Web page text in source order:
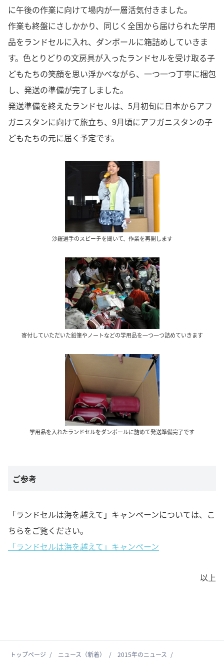
に午後の作業に向けて場内が一層活気付きました。
作業も終盤にさしかかり、同じく全国から届けられた学用
品をランドセルに入れ、ダンボールに箱詰めしていきま
す。色とりどりの文房具が入ったランドセルを受け取る子
どもたちの笑顔を思い浮かべながら、一つ一つ丁寧に梱包
し、発送の準備が完了しました。
発送準備を終えたランドセルは、5月初旬に日本からアフ
ガニスタンに向けて旅立ち、9月頃にアフガニスタンの子
どもたちの元に届く予定です。
沙羅選手のスピーチを聞いて、作業を再開します
寄付していただいた鉛筆やノートなどの学用品を一つ一つ詰めていきます
学用品を入れたランドセルをダンボールに詰めて発送準備完了です
ご参考
「ランドセルは海を越えて」キャンペーンについては、こ
ちらをご覧ください。
「ランドセルは海を越えて」キャンペーン
以上
トップページ ニュース（新着） 2015年のニュース